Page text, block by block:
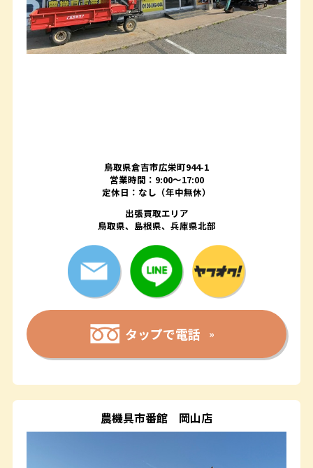
鳥取県倉吉市広栄町944-1
営業時間：9:00～17:00
定休日：なし（年中無休）
出張買取エリア
鳥取県、島根県、兵庫県北部
タップで電話
農機具市番館 岡山店